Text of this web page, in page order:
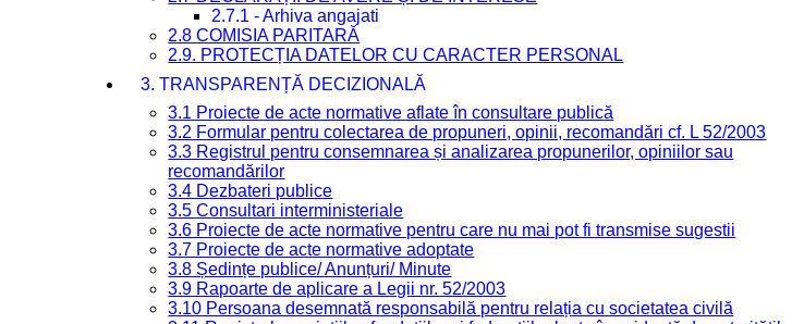
2.7.1 - Arhiva angajati
2.8 COMISIA PARITARĂ
2.9. PROTECȚIA DATELOR CU CARACTER PERSONAL
3. TRANSPARENȚĂ DECIZIONALĂ
3.1 Proiecte de acte normative aflate în consultare publică
3.2 Formular pentru colectarea de propuneri, opinii, recomandări cf. L 52/2003
3.3 Registrul pentru consemnarea și analizarea propunerilor, opiniilor sau
recomandărilor
3.4 Dezbateri publice
3.5 Consultari interministeriale
3.6 Proiecte de acte normative pentru care nu mai pot fi transmise sugestii
3.7 Proiecte de acte normative adoptate
3.8 Ședințe publice/ Anunțuri/ Minute
3.9 Rapoarte de aplicare a Legii nr. 52/2003
3.10 Persoana desemnată responsabilă pentru relația cu societatea civilă